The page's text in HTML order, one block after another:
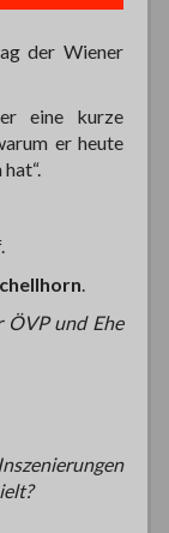
der Wiener
eine kurze
er heute
.
ÖVP und Ehe